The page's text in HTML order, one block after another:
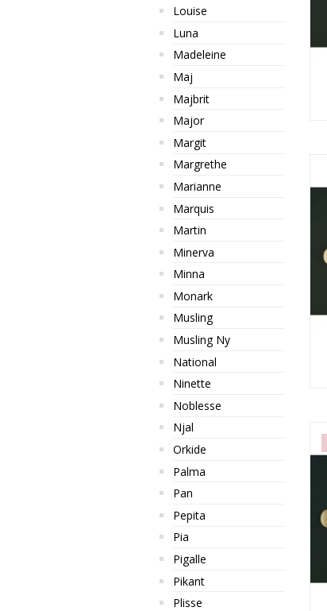
Louise
Luna
Madeleine
Maj
Majbrit
Major
Margit
Margrethe
Marianne
Marquis
Martin
Minerva
Minna
Monark
Musling
Musling Ny
National
Ninette
Noblesse
Njal
Orkide
Palma
Pan
Pepita
Pia
Pigalle
Pikant
Plisse